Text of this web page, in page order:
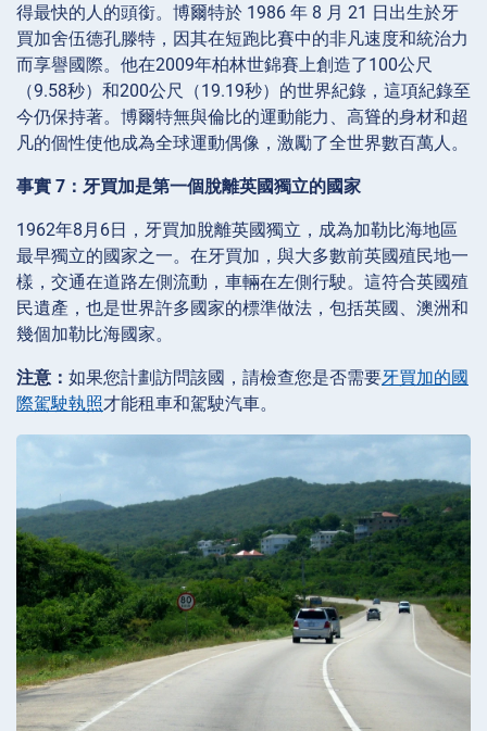
得最快的人的頭銜。博爾特於 1986 年 8 月 21 日出生於牙
買加舍伍德孔滕特，因其在短跑比賽中的非凡速度和統治力
而享譽國際。他在2009年柏林世錦賽上創造了100公尺
（9.58秒）和200公尺（19.19秒）的世界紀錄，這項紀錄至
今仍保持著。博爾特無與倫比的運動能力、高聳的身材和超
凡的個性使他成為全球運動偶像，激勵了全世界數百萬人。
事實 7：牙買加是第一個脫離英國獨立的國家
1962年8月6日，牙買加脫離英國獨立，成為加勒比海地區
最早獨立的國家之一。在牙買加，與大多數前英國殖民地一
樣，交通在道路左側流動，車輛在左側行駛。這符合英國殖
民遺產，也是世界許多國家的標準做法，包括英國、澳洲和
幾個加勒比海國家。
注意： 如果您計劃訪問該國，請檢查您是否需要牙買加的國
際駕駛執照才能租車和駕駛汽車。